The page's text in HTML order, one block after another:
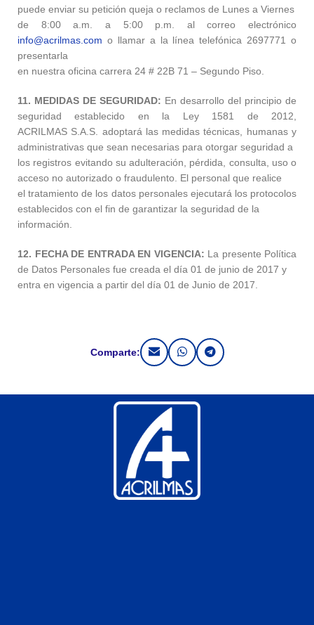
puede enviar su petición queja o reclamos de Lunes a Viernes
de 8:00 a.m. a 5:00 p.m. al correo electrónico
info@acrilmas.com o llamar a la línea telefónica 2697771 o
presentarla
en nuestra oficina carrera 24 # 22B 71 – Segundo Piso.
11. MEDIDAS DE SEGURIDAD: En desarrollo del principio de
seguridad establecido en la Ley 1581 de 2012,
ACRILMAS S.A.S. adoptará las medidas técnicas, humanas y
administrativas que sean necesarias para otorgar seguridad a
los registros evitando su adulteración, pérdida, consulta, uso o
acceso no autorizado o fraudulento. El personal que realice
el tratamiento de los datos personales ejecutará los protocolos
establecidos con el fin de garantizar la seguridad de la
información.
12. FECHA DE ENTRADA EN VIGENCIA: La presente Política
de Datos Personales fue creada el día 01 de junio de 2017 y
entra en vigencia a partir del día 01 de Junio de 2017.
Comparte: